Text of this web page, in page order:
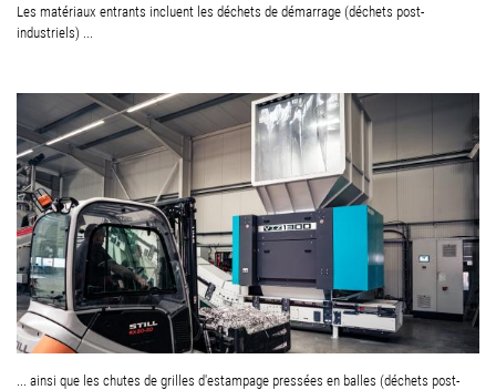
Les matériaux entrants incluent les déchets de démarrage (déchets post-
industriels) ...
... ainsi que les chutes de grilles d'estampage pressées en balles (déchets post-